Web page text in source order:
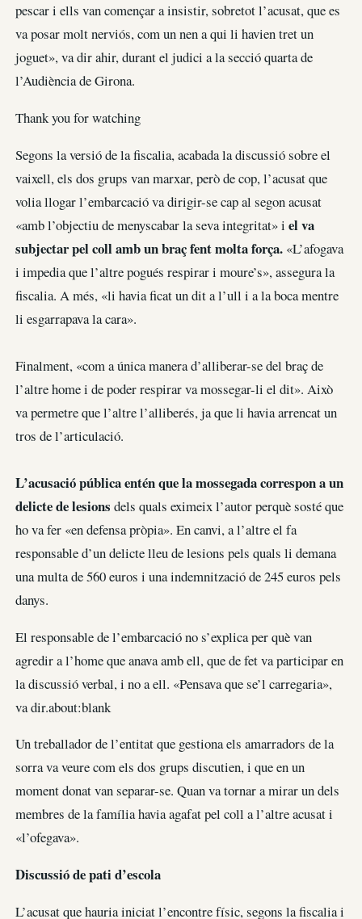
pescar i ells van començar a insistir, sobretot l’acusat, que es
va posar molt nerviós, com un nen a qui li havien tret un
joguet», va dir ahir, durant el judici a la secció quarta de
l’Audiència de Girona.
Thank you for watching
Segons la versió de la fiscalia, acabada la discussió sobre el
vaixell, els dos grups van marxar, però de cop, l’acusat que
volia llogar l’embarcació va dirigir-se cap al segon acusat
«amb l’objectiu de menyscabar la seva integritat» i el va
subjectar pel coll amb un braç fent molta força. «L’afogava
i impedia que l’altre pogués respirar i moure’s», assegura la
fiscalia. A més, «li havia ficat un dit a l’ull i a la boca mentre
li esgarrapava la cara».
Finalment, «com a única manera d’alliberar-se del braç de
l’altre home i de poder respirar va mossegar-li el dit». Això
va permetre que l’altre l’alliberés, ja que li havia arrencat un
tros de l’articulació.
L’acusació pública entén que la mossegada correspon a un
delicte de lesions dels quals eximeix l’autor perquè sosté que
ho va fer «en defensa pròpia». En canvi, a l’altre el fa
responsable d’un delicte lleu de lesions pels quals li demana
una multa de 560 euros i una indemnització de 245 euros pels
danys.
El responsable de l’embarcació no s’explica per què van
agredir a l’home que anava amb ell, que de fet va participar en
la discussió verbal, i no a ell. «Pensava que se’l carregaria»,
va dir.about:blank
Un treballador de l’entitat que gestiona els amarradors de la
sorra va veure com els dos grups discutien, i que en un
moment donat van separar-se. Quan va tornar a mirar un dels
membres de la família havia agafat pel coll a l’altre acusat i
«l’ofegava».
Discussió de pati d’escola
L’acusat que hauria iniciat l’encontre físic, segons la fiscalia i